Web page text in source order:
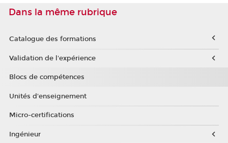
Dans la même rubrique
Catalogue des formations
Validation de l'expérience
Blocs de compétences
Unités d'enseignement
Micro-certifications
Ingénieur